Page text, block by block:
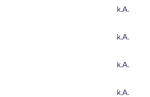
k.A.
k.A.
k.A.
k.A.